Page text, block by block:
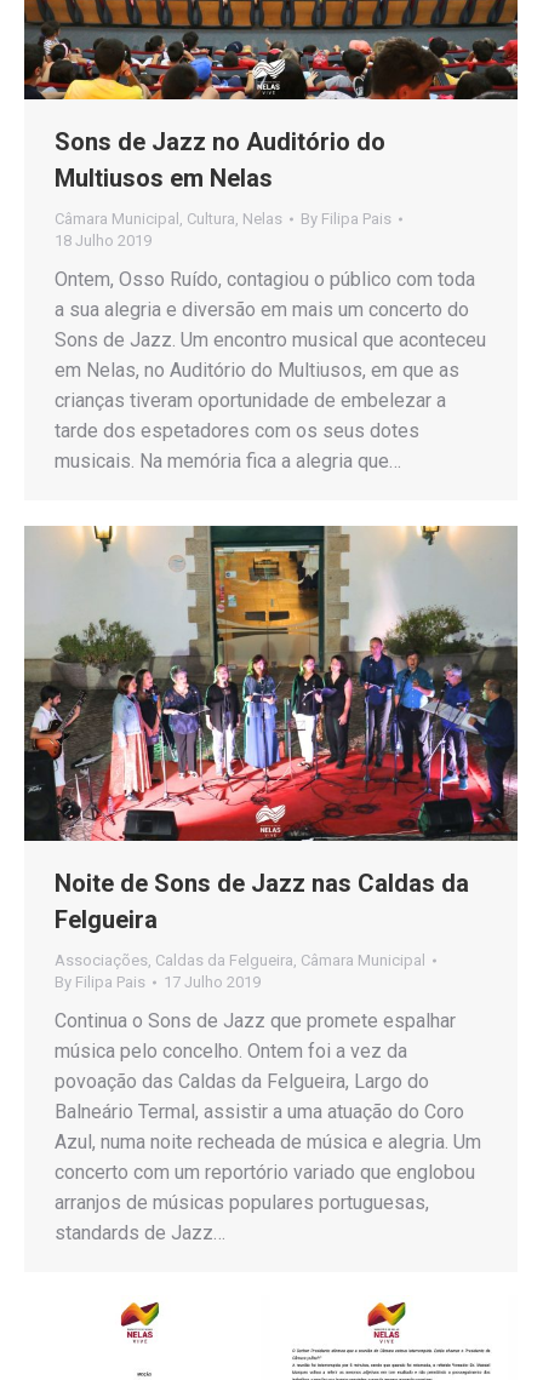
Sons de Jazz no Auditório do
Multiusos em Nelas
Câmara Municipal , Cultura, Nelas By Filipa Pais
18 Julho 2019
Ontem, Osso Ruído, contagiou o público com toda
a sua alegria e diversão em mais um concerto do
Sons de Jazz. Um encontro musical que aconteceu
em Nelas, no Auditório do Multiusos, em que as
crianças tiveram oportunidade de embelezar a
tarde dos espetadores com os seus dotes
musicais. Na memória fica a alegria que…
Noite de Sons de Jazz nas Caldas da
Felgueira
Associações Caldas da Felgueira Câmara Municipal
By Filipa Pais 17 Julho 2019
Continua o Sons de Jazz que promete espalhar
música pelo concelho. Ontem foi a vez da
povoação das Caldas da Felgueira, Largo do
Balneário Termal, assistir a uma atuação do Coro
Azul, numa noite recheada de música e alegria. Um
concerto com um reportório variado que englobou
arranjos de músicas populares portuguesas,
standards de Jazz…